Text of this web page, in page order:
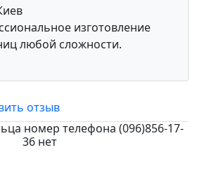
изготовление
любой сложности.
отзыв
номер телефона (096)856-17-
36 нет